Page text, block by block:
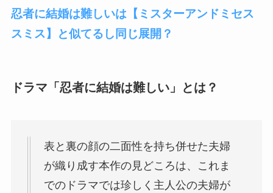
忍者に結婚は難しいは【ミスターアンドミセス
スミス】と似てるし同じ展開？
ドラマ「忍者に結婚は難しい」とは？
表と裏の顔の二面性を持ち併せた夫婦
が織り成す本作の見どころは、これま
でのドラマでは珍しく主人公の夫婦が